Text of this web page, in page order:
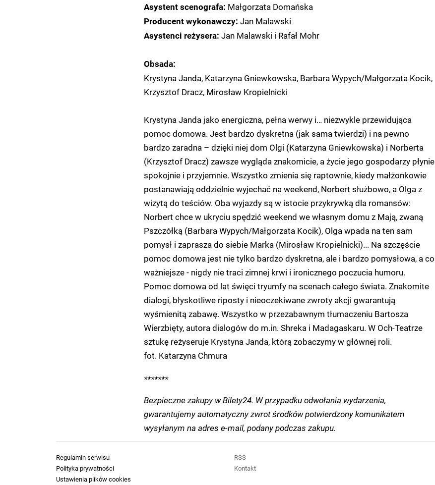
Asystent scenografa: Małgorzata Domańska
Producent wykonawczy: Jan Malawski
Asystenci reżysera: Jan Malawski i Rafał Mohr
Obsada:
Krystyna Janda, Katarzyna Gniewkowska, Barbara Wypych/Małgorzata Kocik,
Krzysztof Dracz, Mirosław Kropielnicki
Krystyna Janda jako energiczna, pełna werwy i… niezwykle przewidująca
pomoc domowa. Jest bardzo dyskretna (jak sama twierdzi) i na pewno
bardzo zaradna – dzięki niej dom Olgi (Katarzyna Gniewkowska) i Norberta
(Krzysztof Dracz) zawsze wygląda znakomicie, a życie jego gospodarzy płynie
spokojnie i przyjemnie. Wszystko zmienia się raptownie, kiedy małżonkowie
postanawiają oddzielnie wyjechać na weekend, Norbert służbowo, a Olga z
wizytą do teściów. Oba wyjazdy są w istocie przykrywką dla romansów:
Norbert chce w ukryciu spędzić weekend we własnym domu z Mają, zwaną
Pszczółką (Barbara Wypych/Małgorzata Kocik), Olga wpada na ten sam
pomysł i zaprasza do siebie Marka (Mirosław Kropielnicki)... Na szczęście
pomoc domowa jest nie tylko bardzo dyskretna, ale i bardzo pomysłowa, a co
ważniejsze - nigdy nie traci zimnej krwi i ironicznego poczucia humoru.
Pomoc domowa od lat święci tryumfy na scenach całego świata. Znakomite
dialogi, błyskotliwe riposty i nieoczekiwane zwroty akcji gwarantują
wyśmienitą zabawę. Wszystko w przezabawnym tłumaczeniu Bartosza
Wierzbięty, autora dialogów do m.in. Shreka i Madagaskaru. W Och-Teatrze
sztukę reżyseruje Krystyna Janda, którą zobaczymy w głównej roli.
fot. Katarzyna Chmura
*******
Bezpieczne zakupy w Bilety24. W przypadku odwołania wydarzenia,
gwarantujemy automatyczny zwrot środków potwierdzony komunikatem
wysyłanym na adres e-mail, podany podczas zakupu.
Regulamin serwisu
Polityka prywatności
Ustawienia plików cookies
RSS
Kontakt